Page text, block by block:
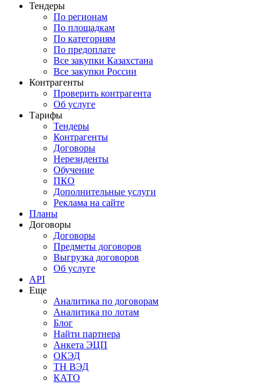
Тендеры
По регионам
По площадкам
По категориям
По предоплате
Все закупки Казахстана
Все закупки России
Контрагенты
Проверить контрагента
Об услуге
Тарифы
Тендеры
Контрагенты
Договоры
Нерезиденты
Обучение
ПКО
Дополнительные услуги
Реклама на сайте
Планы
Договоры
Договоры
Предметы договоров
Выгрузка договоров
Об услуге
API
Еще
Аналитика по договорам
Аналитика по лотам
Блог
Найти партнера
Анкета ЭЦП
ОКЭД
ТН ВЭД
КАТО